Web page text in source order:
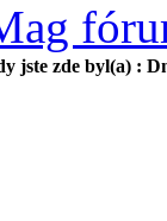
jste zde byl(a) :